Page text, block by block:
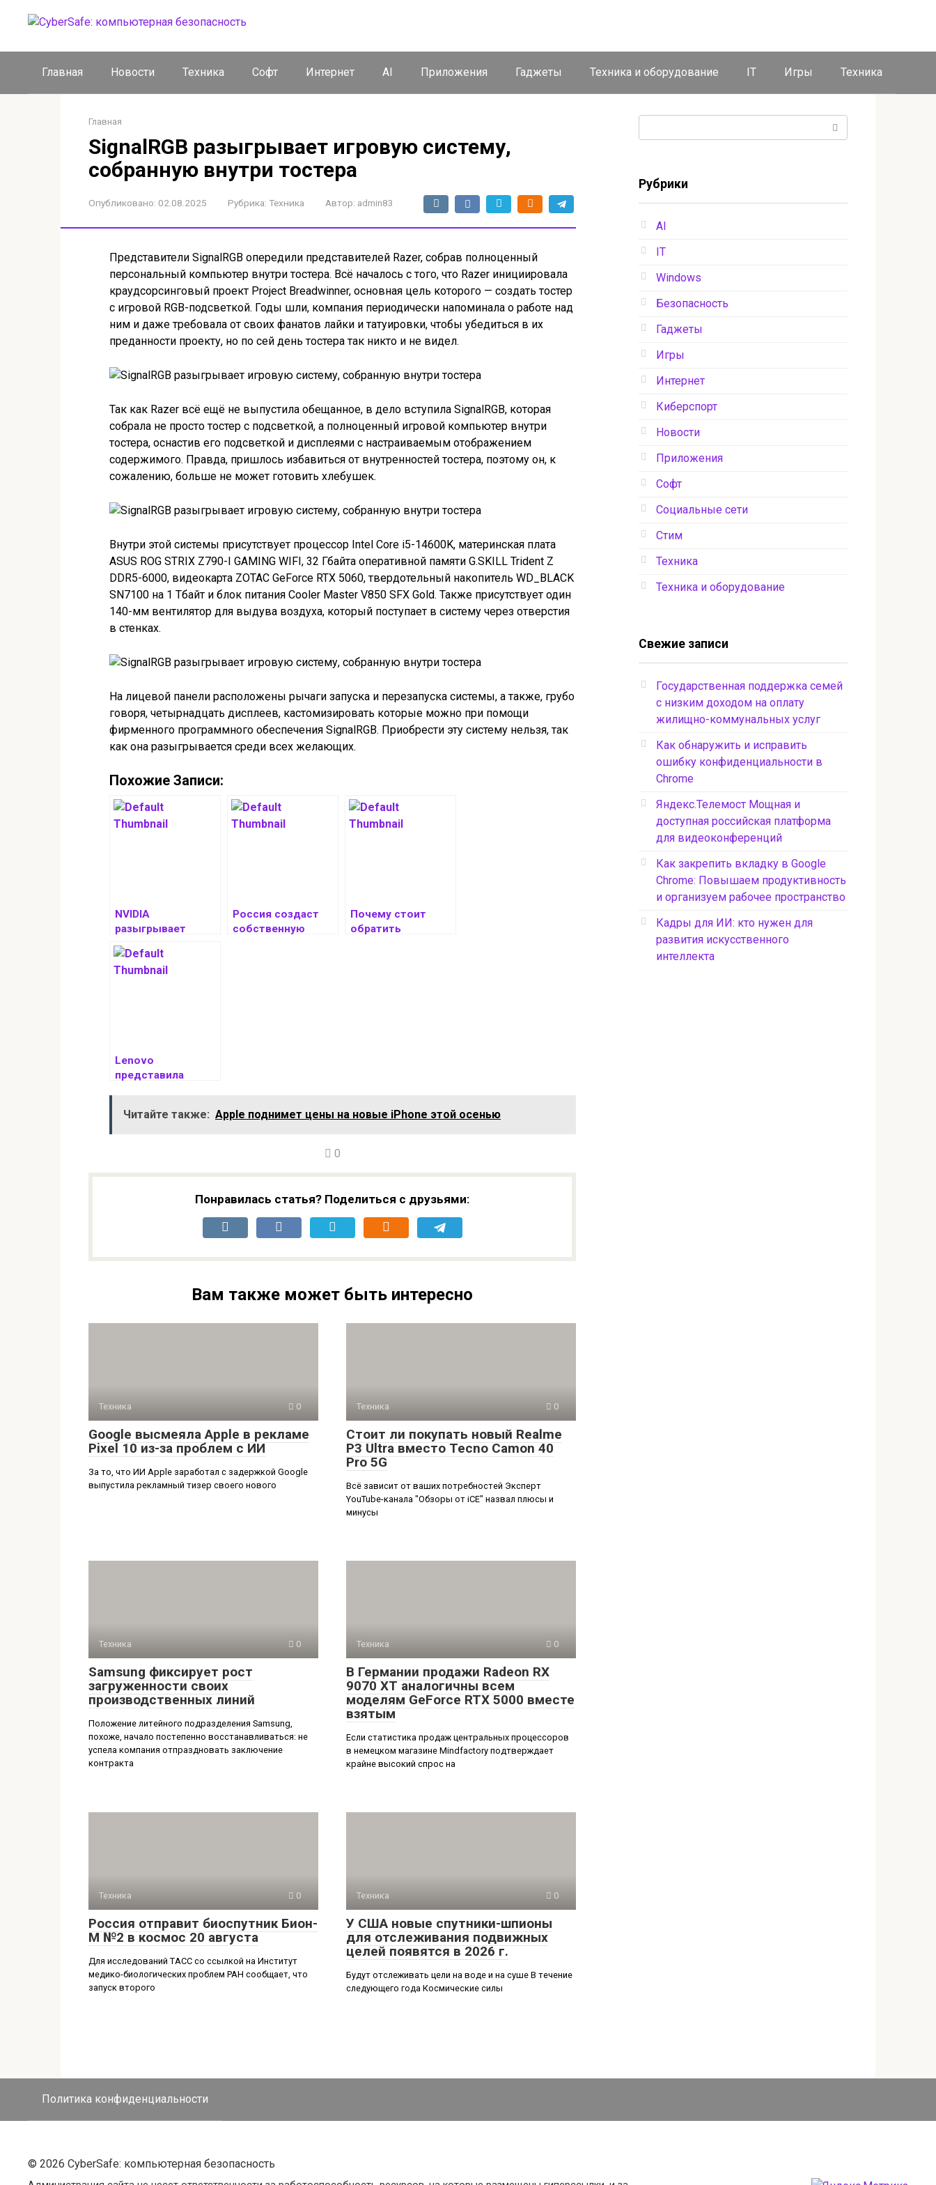
Главная Новости Техника Софт Интернет AI Приложения Гаджеты Техника и оборудование IT Игры Техника
Главная
SignalRGB разыгрывает игровую систему,
собранную внутри тостера
Опубликовано: 02.08.2025 Рубрика: Техника Автор: admin83
Представители SignalRGB опередили представителей Razer, собрав полноценный
персональный компьютер внутри тостера. Всё началось с того, что Razer инициировала
краудсорсинговый проект Project Breadwinner, основная цель которого — создать тостер
с игровой RGB-подсветкой. Годы шли, компания периодически напоминала о работе над
ним и даже требовала от своих фанатов лайки и татуировки, чтобы убедиться в их
преданности проекту, но по сей день тостера так никто и не видел.
Так как Razer всё ещё не выпустила обещанное, в дело вступила SignalRGB, которая
собрала не просто тостер с подсветкой, а полноценный игровой компьютер внутри
тостера, оснастив его подсветкой и дисплеями с настраиваемым отображением
содержимого. Правда, пришлось избавиться от внутренностей тостера, поэтому он, к
сожалению, больше не может готовить хлебушек.
Внутри этой системы присутствует процессор Intel Core i5-14600K, материнская плата
ASUS ROG STRIX Z790-I GAMING WIFI, 32 Гбайта оперативной памяти G.SKILL Trident Z
DDR5-6000, видеокарта ZOTAC GeForce RTX 5060, твердотельный накопитель WD_BLACK
SN7100 на 1 Тбайт и блок питания Cooler Master V850 SFX Gold. Также присутствует один
140-мм вентилятор для выдува воздуха, который поступает в систему через отверстия
в стенках.
На лицевой панели расположены рычаги запуска и перезапуска системы, а также, грубо
говоря, четырнадцать дисплеев, кастомизировать которые можно при помощи
фирменного программного обеспечения SignalRGB. Приобрести эту систему нельзя, так
как она разыгрывается среди всех желающих.
Похожие Записи:
NVIDIA
разыгрывает
очередной
игровой флагман в
стилистике
Россия создаст
собственную
Почему стоит
обратить
Lenovo
представила
G701 за $15
Читайте также: Apple поднимет цены на новые iPhone этой осенью
0
Понравилась статья? Поделиться с друзьями:
Вам также может быть интересно
Техника 0
Google высмеяла Apple в рекламе
Pixel 10 из-за проблем с ИИ
За то, что ИИ Apple заработал с задержкой Google
выпустила рекламный тизер своего нового
Техника 0
Стоит ли покупать новый Realme
P3 Ultra вместо Tecno Camon 40
Pro 5G
Всё зависит от ваших потребностей Эксперт
YouTube-канала "Обзоры от iCE" назвал плюсы и
минусы
Техника 0
Samsung фиксирует рост
загруженности своих
производственных линий
Положение литейного подразделения Samsung,
похоже, начало постепенно восстанавливаться: не
успела компания отпраздновать заключение
контракта
Техника 0
В Германии продажи Radeon RX
9070 XT аналогичны всем
моделям GeForce RTX 5000 вместе
взятым
Если статистика продаж центральных процессоров
в немецком магазине Mindfactory подтверждает
крайне высокий спрос на
Техника 0
Россия отправит биоспутник Бион-
М №2 в космос 20 августа
Для исследований ТАСС со ссылкой на Институт
медико-биологических проблем РАН сообщает, что
запуск второго
Техника 0
У США новые спутники-шпионы
для отслеживания подвижных
целей появятся в 2026 г.
Будут отслеживать цели на воде и на суше В течение
следующего года Космические силы
Рубрики
AI
IT
Windows
Безопасность
Гаджеты
Игры
Интернет
Киберспорт
Новости
Приложения
Софт
Социальные сети
Стим
Техника
Техника и оборудование
Свежие записи
Государственная поддержка семей
с низким доходом на оплату
жилищно-коммунальных услуг
Как обнаружить и исправить
ошибку конфиденциальности в
Chrome
Яндекс.Телемост Мощная и
доступная российская платформа
для видеоконференций
Как закрепить вкладку в Google
Chrome: Повышаем продуктивность
и организуем рабочее пространство
Кадры для ИИ: кто нужен для
развития искусственного
интеллекта
Политика конфиденциальности
© 2026 CyberSafe: компьютерная безопасность